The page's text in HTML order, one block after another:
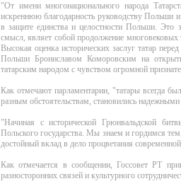
"От имени многонационального народа
искреннюю благодарность руководству Польши
в защите единства и целостности Польши. Это
смысл, являет собой продолжение
Высокая оценка исторических заслуг татар
Польши Брониславом Коморовским на
татарским народом с чувством огромной
Как отмечают парламентарии, "татары всегда
разным обстоятельствам, становились
"Начиная с исторической Грюнвальдской
Польского государства. Мы знаем и гордимся
достойный вклад в дело процветания
Как отмечается в сообщении, Госсовет РТ
разносторонних связей и культурного